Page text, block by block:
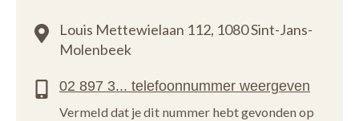
Louis Mettewielaan 112, 1080 Sint-Jans-
Molenbeek
Vermeld dat je dit nummer hebt gevonden op